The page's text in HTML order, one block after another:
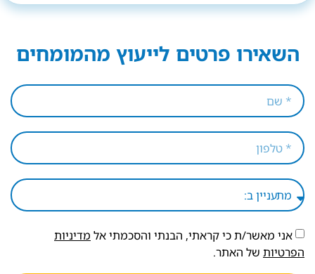
השאירו פרטים לייעוץ מהמומחים
אני מאשר/ת כי קראתי, הבנתי והסכמתי אל מדיניות
הפרטיות של האתר.